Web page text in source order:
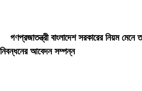
গণপ্রজাতন্ত্রী বাংলাদেশ সরকারের নিয়ম মেনে
নিবন্ধনের আবেদন সম্পন্ন